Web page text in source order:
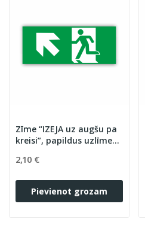
Zīme “IZEJA uz augšu pa
kreisi”, papildus uzlīme
un avārijas
2,10 €
Pievienot grozam